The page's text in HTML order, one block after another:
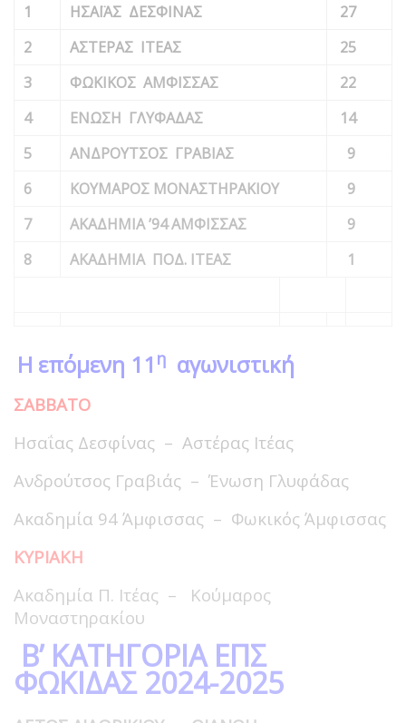
1 ΗΣΑΪΑΣ ΔΕΣΦΙΝΑΣ
27
2
ΑΣΤΕΡΑΣ ΙΤΕΑΣ
25
3
ΦΩΚΙΚΟΣ ΑΜΦΙΣΣΑΣ
22
4
ΕΝΩΣΗ ΓΛΥΦΑΔΑΣ
14
5
ΑΝΔΡΟΥΤΣΟΣ ΓΡΑΒΙΑΣ
9
6
ΚΟΥΜΑΡΟΣ ΜΟΝΑΣΤΗΡΑΚΙΟΥ
9
7
ΑΚΑΔΗΜΙΑ ’94 ΑΜΦΙΣΣΑΣ
9
8
ΑΚΑΔΗΜΙΑ ΠΟΔ. ΙΤΕΑΣ 1
Η επόμενη 11 η αγωνιστική
ΣΑΒΒΑΤΟ
Ησαΐας Δεσφίνας – Αστέρας Ιτέας
Ανδρούτσος Γραβιάς – Ένωση Γλυφάδας
Ακαδημία 94 Άμφισσας – Φωκικός Άμφισσας
ΚΥΡΙΑΚΗ
Ακαδημία Π. Ιτέας – Κούμαρος
Μοναστηρακίου
Β’ ΚΑΤΗΓΟΡΙΑ ΕΠΣ
ΦΩΚΙΔΑΣ 2024-2025